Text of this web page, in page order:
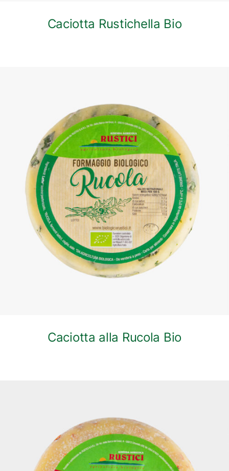
Caciotta Rustichella Bio
DETTAGLI
Caciotta alla Rucola Bio